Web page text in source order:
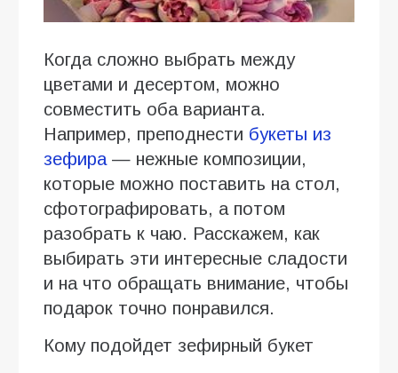
Когда сложно выбрать между
цветами и десертом, можно
совместить оба варианта.
Например, преподнести букеты из
зефира— нежные композиции,
которые можно поставить на стол,
сфотографировать, а потом
разобрать к чаю. Расскажем, как
выбирать эти интересные сладости
и на что обращать внимание, чтобы
подарок точно понравился.
Кому подойдет зефирный букет